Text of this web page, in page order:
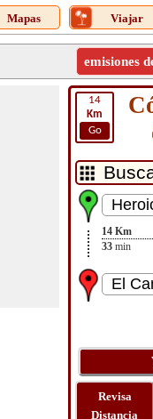
Mapas Viajar
emisiones
14
Km
Go
14 Km
33 min
Revisa
Distancia